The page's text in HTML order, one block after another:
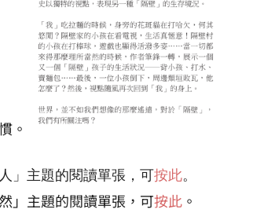
。
」主題的閱讀單張，可按此。
」主題的閱讀單張，可按此 。